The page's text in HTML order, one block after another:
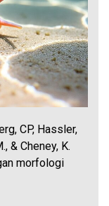
CP, Hassler,
& Cheney, K.
morfologi